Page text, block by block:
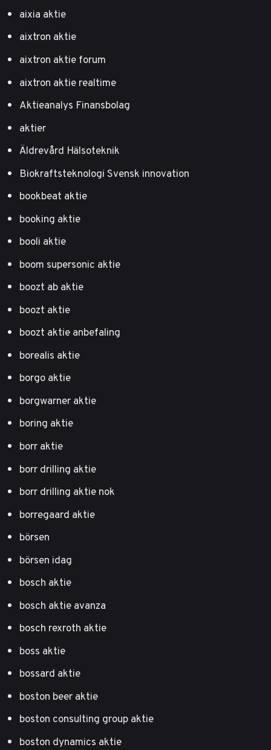
aixia aktie
aixtron aktie
aixtron aktie forum
aixtron aktie realtime
Aktieanalys Finansbolag
aktier
Äldrevård Hälsoteknik
Biokraftsteknologi Svensk innovation
bookbeat aktie
booking aktie
booli aktie
boom supersonic aktie
boozt ab aktie
boozt aktie
boozt aktie anbefaling
borealis aktie
borgo aktie
borgwarner aktie
boring aktie
borr aktie
borr drilling aktie
borr drilling aktie nok
borregaard aktie
börsen
börsen idag
bosch aktie
bosch aktie avanza
bosch rexroth aktie
boss aktie
bossard aktie
boston beer aktie
boston consulting group aktie
boston dynamics aktie